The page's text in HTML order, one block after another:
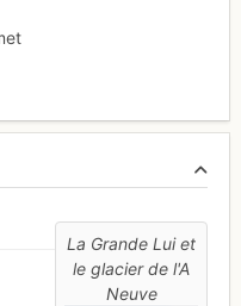
La Grande Lui et
le glacier de l'A
Neuve